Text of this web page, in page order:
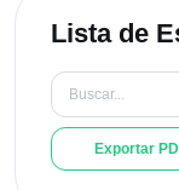
Lista de
Exportar